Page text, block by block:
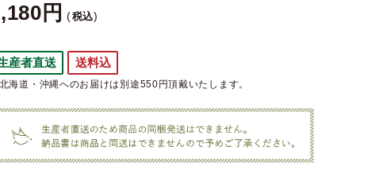
税込
産者直送 送料込
海道・沖縄へのお届けは別途550円頂戴いたします。